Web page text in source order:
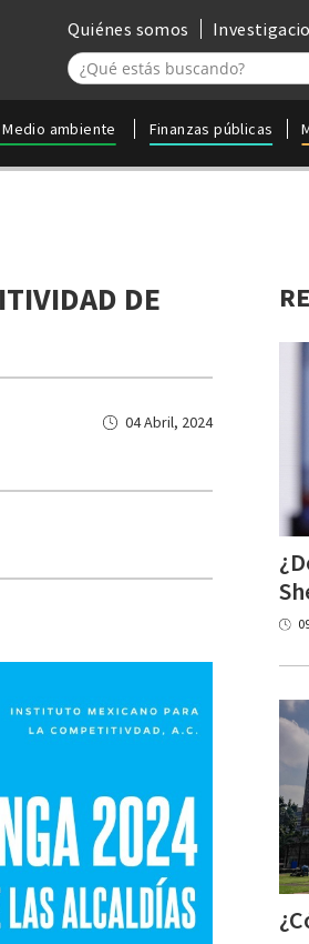
Quiénes somos
ambiente Finanzas públicas
DE
04 Abril, 2024